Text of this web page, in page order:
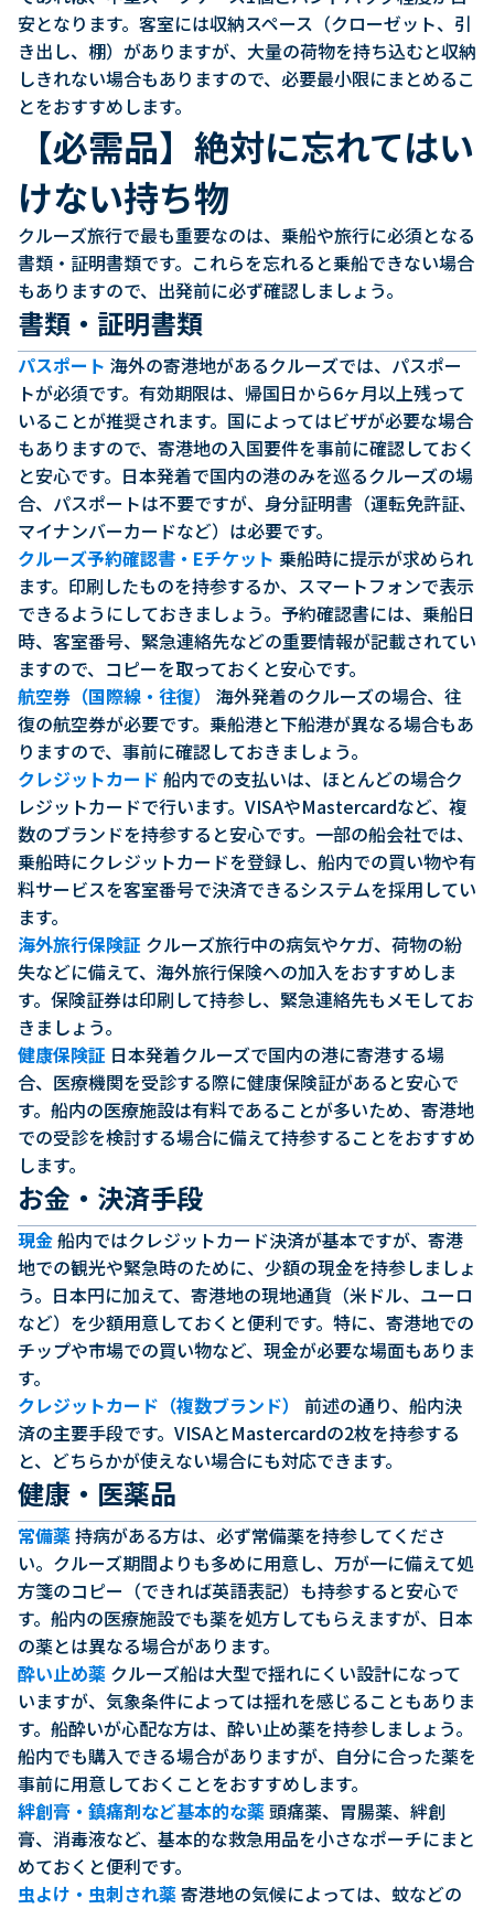
安となります。客室には収納スペース（クローゼット、引
き出し、棚）がありますが、大量の荷物を持ち込むと収納
しきれない場合もありますので、必要最小限にまとめるこ
とをおすすめします。
【必需品】絶対に忘れてはい
けない持ち物
クルーズ旅行で最も重要なのは、乗船や旅行に必須となる
書類・証明書類です。これらを忘れると乗船できない場合
もありますので、出発前に必ず確認しましょう。
書類・証明書類
パスポート 海外の寄港地があるクルーズでは、パスポー
トが必須です。有効期限は、帰国日から6ヶ月以上残って
いることが推奨されます。国によってはビザが必要な場合
もありますので、寄港地の入国要件を事前に確認しておく
と安心です。日本発着で国内の港のみを巡るクルーズの場
合、パスポートは不要ですが、身分証明書（運転免許証、
マイナンバーカードなど）は必要です。
クルーズ予約確認書・Eチケット 乗船時に提示が求められ
ます。印刷したものを持参するか、スマートフォンで表示
できるようにしておきましょう。予約確認書には、乗船日
時、客室番号、緊急連絡先などの重要情報が記載されてい
ますので、コピーを取っておくと安心です。
航空券（国際線・往復）
海外発着のクルーズの場合、往
復の航空券が必要です。乗船港と下船港が異なる場合もあ
りますので、事前に確認しておきましょう。
クレジットカード 船内での支払いは、ほとんどの場合ク
レジットカードで行います。VISAやMastercardなど、複
数のブランドを持参すると安心です。一部の船会社では、
乗船時にクレジットカードを登録し、船内での買い物や有
料サービスを客室番号で決済できるシステムを採用してい
ます。
海外旅行保険証 クルーズ旅行中の病気やケガ、荷物の紛
失などに備えて、海外旅行保険への加入をおすすめしま
す。保険証券は印刷して持参し、緊急連絡先もメモしてお
きましょう。
健康保険証 日本発着クルーズで国内の港に寄港する場
合、医療機関を受診する際に健康保険証があると安心で
す。船内の医療施設は有料であることが多いため、寄港地
での受診を検討する場合に備えて持参することをおすすめ
します。
お金・決済手段
現金船内ではクレジットカード決済が基本ですが、寄港
地での観光や緊急時のために、少額の現金を持参しましょ
う。日本円に加えて、寄港地の現地通貨（米ドル、ユーロ
など）を少額用意しておくと便利です。特に、寄港地での
チップや市場での買い物など、現金が必要な場面もありま
す。
クレジットカード（複数ブランド）
前述の通り、船内決
済の主要手段です。VISAとMastercardの2枚を持参する
と、どちらかが使えない場合にも対応できます。
健康・医薬品
常備薬持病がある方は、必ず常備薬を持参してくださ
い。クルーズ期間よりも多めに用意し、万が一に備えて処
方箋のコピー（できれば英語表記）も持参すると安心で
す。船内の医療施設でも薬を処方してもらえますが、日本
の薬とは異なる場合があります。
酔い止め薬 クルーズ船は大型で揺れにくい設計になって
いますが、気象条件によっては揺れを感じることもありま
す。船酔いが心配な方は、酔い止め薬を持参しましょう。
船内でも購入できる場合がありますが、自分に合った薬を
事前に用意しておくことをおすすめします。
絆創膏・鎮痛剤など基本的な薬頭痛薬、胃腸薬、絆創
膏、消毒液など、基本的な救急用品を小さなポーチにまと
めておくと便利です。
虫よけ・虫刺され薬寄港地の気候によっては、蚊などの